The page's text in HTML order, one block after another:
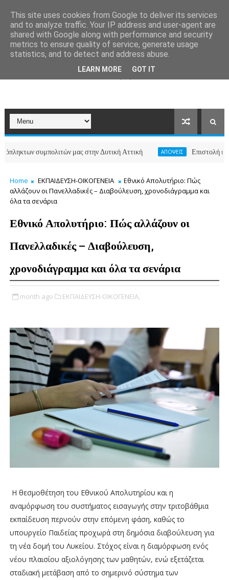
συμπολιτών μας στην Δυτική Αττική ΑΠΟΨΕΙΣ Επιστολή κατοίκων
Home ΕΚΠΑΙΔΕΥΣΗ-ΟΙΚΟΓΕΝΕΙΑ
Εθνικό Απολυτήριο: Πώς
αλλάζουν οι Πανελλαδικές – Διαβούλευση, χρονοδιάγραμμα και
όλα τα σενάρια
Εθνικό Απολυτήριο: Πώς αλλάζουν οι
Πανελλαδικές – Διαβούλευση,
χρονοδιάγραμμα και όλα τα σενάρια
month ago ΕΚΠΑΙΔΕΥΣΗ-ΟΙΚΟΓΕΝΕΙΑ,
Η θεσμοθέτηση του Εθνικού Απολυτηρίου και η
αναμόρφωση του συστήματος εισαγωγής στην τριτοβάθμια
εκπαίδευση περνούν στην επόμενη φάση, καθώς το
υπουργείο Παιδείας προχωρά στη δημόσια διαβούλευση για
τη νέα δομή του Λυκείου. Στόχος είναι η διαμόρφωση ενός
νέου πλαισίου αξιολόγησης των μαθητών, ενώ εξετάζεται
σταδιακή μετάβαση από το σημερινό σύστημα των
This site uses cookies from Google to deliver its services
and to analyze traffic. Your IP address and user-agent are
shared with Google along with performance and security
metrics to ensure quality of service, generate usage
statistics, and to detect and address abuse.
LEARN MORE GOT IT